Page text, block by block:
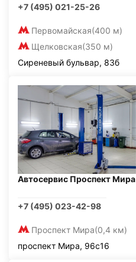
+7 (495) 021-25-26
Первомайская(400 м)
Щелковская(350 м)
Сиреневый бульвар, 83б
Автосервис Проспект Мира
+7 (495) 023-42-98
Проспект Мира(0,4 км)
проспект Мира, 96с16